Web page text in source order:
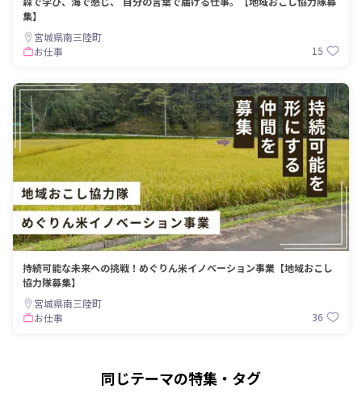
集】
宮城県南三陸町
お仕事
15
持続可能な未来への挑戦！めぐりん米イノベーション事業【地域おこし
協力隊募集】
宮城県南三陸町
お仕事
36
同じテーマの特集・タグ